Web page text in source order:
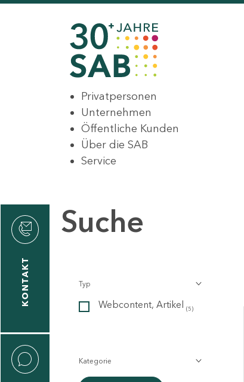
Privatpersonen
Unternehmen
Öffentliche Kunden
Über die SAB
Service
KONTAKT
Suche
Typ
Webcontent, Artikel (5)
Kategorie